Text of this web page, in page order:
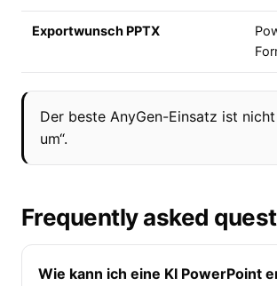
Exportwunsch PPTX
Der beste AnyGen-Einsatz ist
um“.
Frequently asked
Wie kann ich eine KI PowerPoint